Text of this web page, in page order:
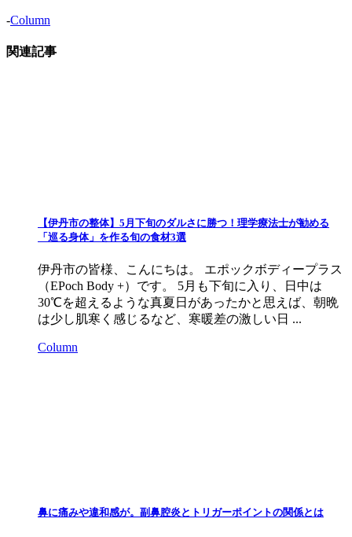
-Column
関連記事
【伊丹市の整体】5月下旬のダルさに勝つ！理学療法士が勧める
「巡る身体」を作る旬の食材3選
伊丹市の皆様、こんにちは。 エポックボディープラス
（EPoch Body +）です。 5月も下旬に入り、日中は
30℃を超えるような真夏日があったかと思えば、朝晩
は少し肌寒く感じるなど、寒暖差の激しい日 ...
Column
鼻に痛みや違和感が。副鼻腔炎とトリガーポイントの関係とは